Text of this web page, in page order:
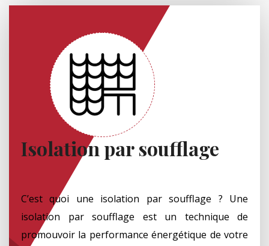
Isolation par soufflage
C’est quoi une isolation par soufflage ? Une
isolation par soufflage est un technique de
promouvoir la performance énergétique de votre